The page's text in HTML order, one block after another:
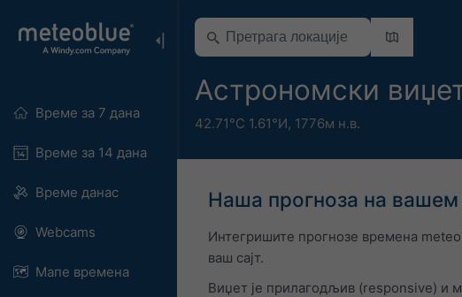
Време за 7 дана
Време за 14 дана
Време данас
Webcams
Мапе времена
Астрономски
42.71°С 1.61°И, 1776м н.в.
Наша прогноза на вашем
Интегришите прогнозе времена
ваш сајт.
Виџет је прилагодљив (responsive) и